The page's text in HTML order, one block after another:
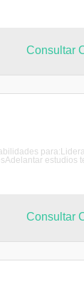
Consultar
estudios
Consultar